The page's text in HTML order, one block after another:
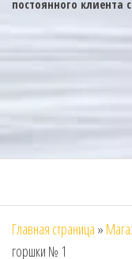
постоянного клиента
Главная страница »
горшки № 1